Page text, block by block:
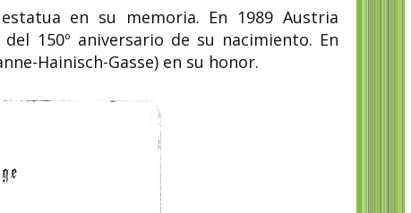
en su memoria. En 1989 Austria
150º aniversario de su nacimiento. En
Hainisch-Gasse) en su honor.